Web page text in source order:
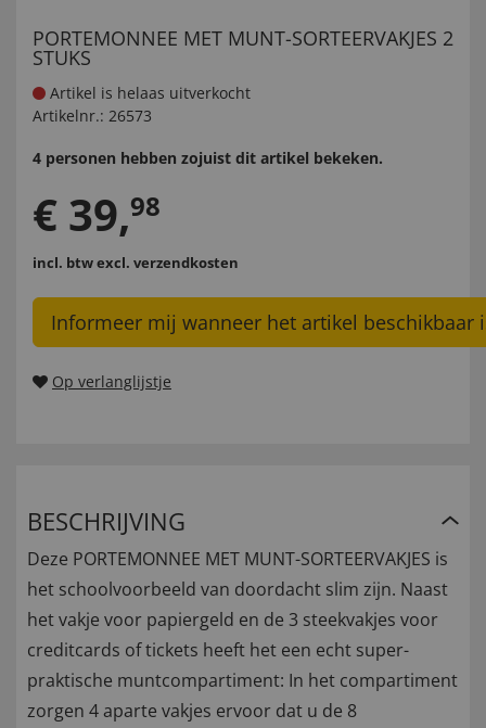
PORTEMONNEE MET MUNT-SORTEERVAKJES 2
STUKS
Artikel is helaas uitverkocht
Artikelnr.: 26573
4 personen hebben zojuist dit artikel bekeken.
€ 39,98
incl. btwexcl. verzendkosten
Informeer mij wanneer het artikel beschikbaar
Op verlanglijstje
BESCHRIJVING
Deze PORTEMONNEE MET MUNT-SORTEERVAKJES is
het schoolvoorbeeld van doordacht slim zijn. Naast
het vakje voor papiergeld en de 3 steekvakjes voor
creditcards of tickets heeft het een echt super-
praktische muntcompartiment: In het compartiment
zorgen 4 aparte vakjes ervoor dat u de 8